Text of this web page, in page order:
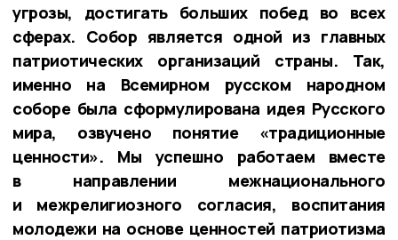
угрозы, достигать больших побед во всех
сферах. Собор является одной из главных
патриотических организаций страны. Так,
именно на Всемирном русском народном
соборе была сформулирована идея Русского
мира, озвучено понятие «традиционные
ценности». Мы успешно работаем вместе
в направлении межнационального
и межрелигиозного согласия, воспитания
молодежи на основе ценностей патриотизма